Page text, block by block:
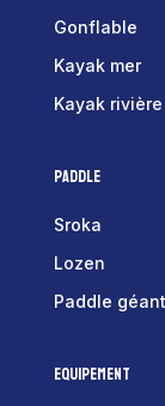
Gonflable
Kayak mer
Kayak rivière
Paddle
Sroka
Lozen
Paddle géant
Equipement